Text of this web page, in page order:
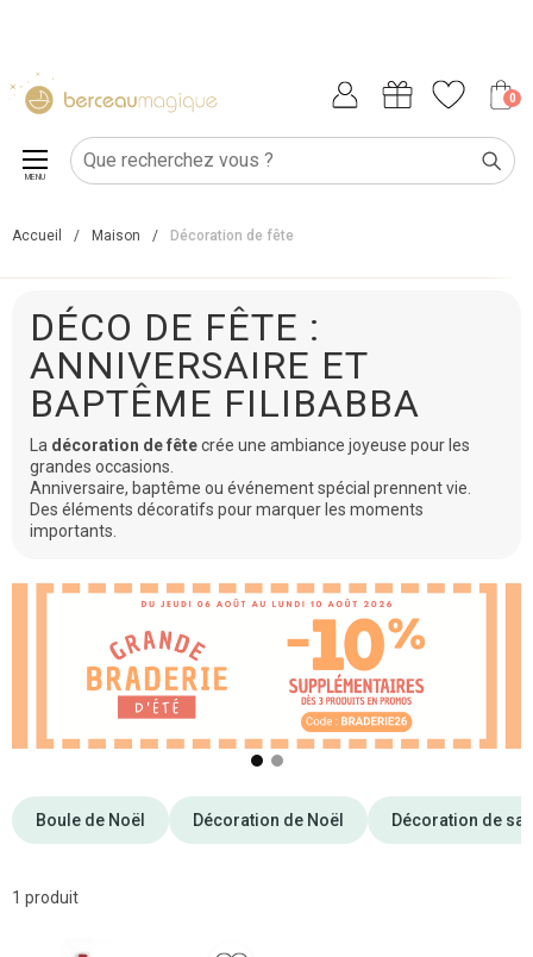
0
MENU
Accueil / Maison / Décoration de fête
DÉCO DE FÊTE :
ANNIVERSAIRE ET
BAPTÊME FILIBABBA
La décoration de fêtecrée une ambiance joyeuse pour les
grandes occasions.
Anniversaire, baptême ou événement spécial prennent vie.
Des éléments décoratifs pour marquer les moments
importants.
Boule de Noël Décoration de Noël Décoration de
1 produit